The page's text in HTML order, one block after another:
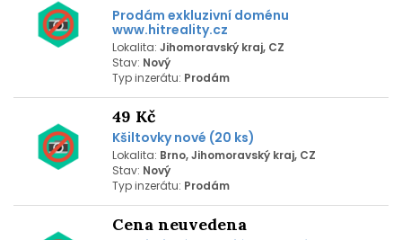
Prodám exkluzivní doménu
www.hitreality.cz
Lokalita: Jihomoravský kraj, CZ
Stav: Nový
Typ inzerátu: Prodám
49 Kč
Kšiltovky nové (20 ks)
Lokalita: Brno, Jihomoravský kraj, CZ
Stav: Nový
Typ inzerátu: Prodám
Cena neuvedena